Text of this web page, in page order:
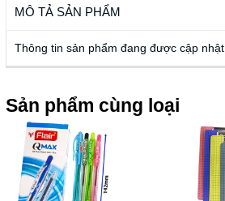
MÔ TẢ SẢN PHẨM
Thông tin sản phẩm đang được cập nhật
Sản phẩm cùng loại